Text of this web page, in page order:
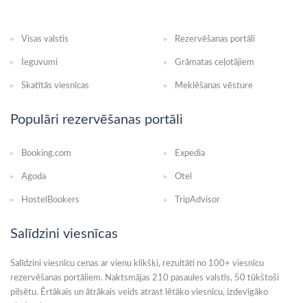
Visas valstis Rezervēšanas portāli
Ieguvumi Grāmatas ceļotājiem
Skatītās viesnīcas Meklēšanas vēsture
Populāri rezervēšanas portāli
Booking.com Expedia
Agoda Otel
HostelBookers TripAdvisor
Salīdzini viesnīcas
Salīdzini viesnīcu cenas ar vienu klikšķi, rezultāti no 100+ viesnīcu
rezervēšanas portāliem. Naktsmājas 210 pasaules valstīs, 50 tūkštoši
pilsētu. Ērtākais un ātrākais veids atrast lētāko viesnīcu, izdevīgāko